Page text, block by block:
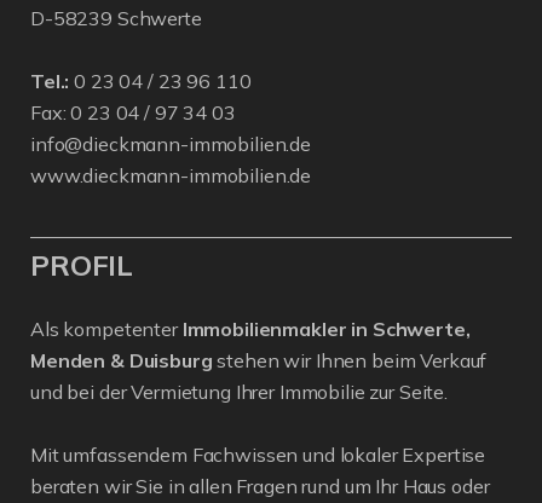
D-58239 Schwerte
Tel.: 0 23 04 / 23 96 110
Fax: 0 23 04 / 97 34 03
info@dieckmann-immobilien.de
www.dieckmann-immobilien.de
PROFIL
Als kompetenter Immobilienmakler in Schwerte,
Menden & Duisburg stehen wir Ihnen beim Verkauf
und bei der Vermietung Ihrer Immobilie zur Seite.
Mit umfassendem Fachwissen und lokaler Expertise
beraten wir Sie in allen Fragen rund um Ihr Haus oder